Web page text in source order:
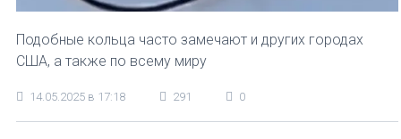
Подобные кольца часто замечают и других городах
США, а также по всему миру
14.05.2025 в 17:18 291 0